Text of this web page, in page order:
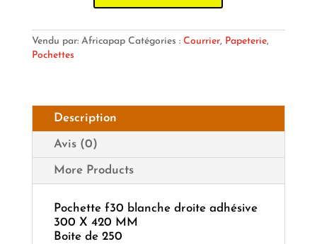
Vendu par: Africapap Catégories : Courrier, Papeterie,
Pochettes
Description
Avis (0)
More Products
Pochette f30 blanche droite adhésive
300 X 420 MM
Boite de 250